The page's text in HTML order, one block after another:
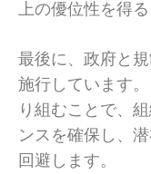
上の優位性を得
最後に、政府と
施行しています
り組むことで、
ンスを確保し、
回避します。